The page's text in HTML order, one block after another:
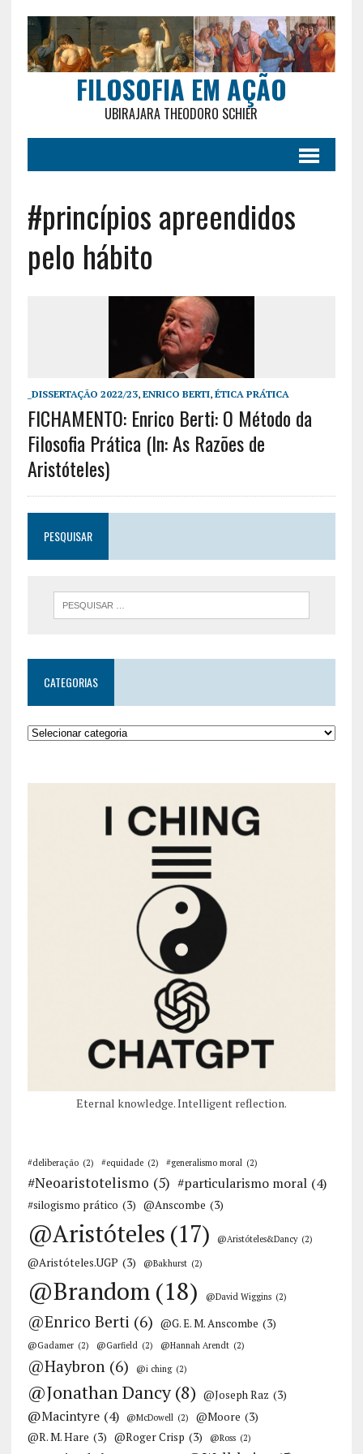
FILOSOFIA EM AÇÃO
UBIRAJARA THEODORO SCHIER
#princípios apreendidos
pelo hábito
_DISSERTAÇÃO 2022/23, ENRICO BERTI, ÉTICA PRÁTICA
FICHAMENTO: Enrico Berti: O Método da
Filosofia Prática (In: As Razões de
Aristóteles)
PESQUISAR
CATEGORIAS
Eternal knowledge. Intelligent reflection.
#deliberação (2) #equidade (2) #generalismo moral (2)
#Neoaristotelismo (5) #particularismo moral (4)
#silogismo prático (3) @Anscombe (3)
@Aristóteles (17) @Aristóteles&Dancy (2)
@Aristóteles.UGP (3) @Bakhurst (2)
@Brandom (18) @David Wiggins (2)
@Enrico Berti (6) @G. E. M. Anscombe (3)
@Gadamer (2) @Garfield (2) @Hannah Arendt (2)
@Haybron (6) @i ching (2)
@Jonathan Dancy (8) @Joseph Raz (3)
@Macintyre (4) @McDowell (2) @Moore (3)
@R. M. Hare (3) @Roger Crisp (3) @Ross (2)